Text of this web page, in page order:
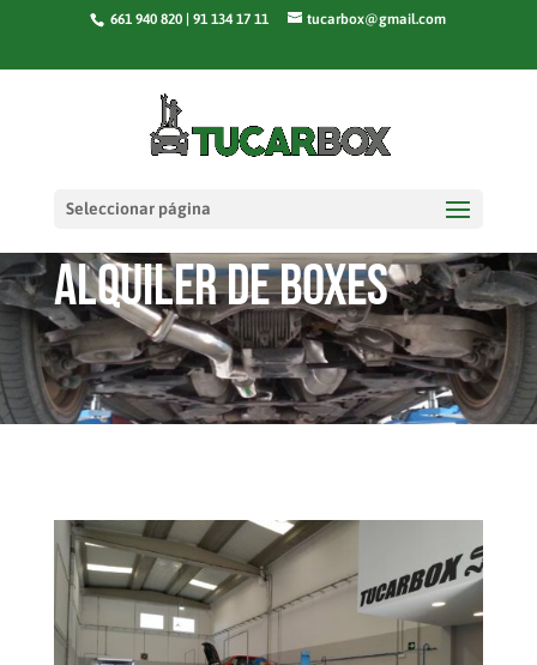
661 940 820 | 91 134 17 11 tucarbox@gmail.com
Seleccionar página
Alquiler de boxes